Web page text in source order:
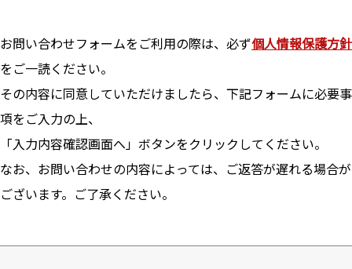
お問い合わせフォームをご利用の際は、必ず個人情報保護方針
をご一読ください。
その内容に同意していただけましたら、下記フォームに必要事
項をご入力の上、
「入力内容確認画面へ」ボタンをクリックしてください。
なお、お問い合わせの内容によっては、ご返答が遅れる場合が
ございます。ご了承ください。